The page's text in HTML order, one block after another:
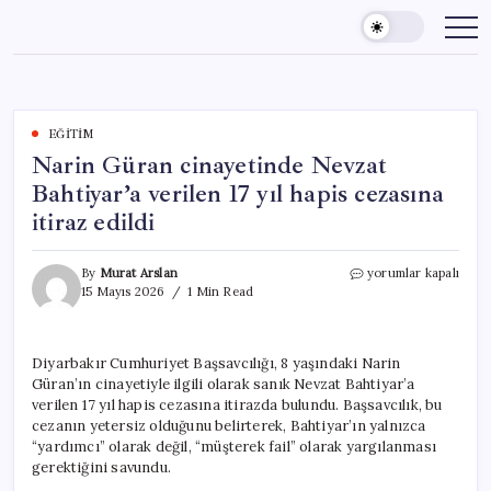
content
EĞITIM
Narin Güran cinayetinde Nevzat
Bahtiyar’a verilen 17 yıl hapis cezasına
itiraz edildi
By Murat Arslan
15 Mayıs 2026
1 Min Read
Narin
verilen
17
yıl
hapis
cezasına
itiraz
yorumlar kapalı
Diyarbakır Cumhuriyet Başsavcılığı, 8 yaşındaki Narin
Güran’ın cinayetiyle ilgili olarak sanık Nevzat Bahtiyar’a
verilen 17 yıl hapis cezasına itirazda bulundu. Başsavcılık, bu
cezanın yetersiz olduğunu belirterek, Bahtiyar’ın yalnızca
“yardımcı” olarak değil, “müşterek fail” olarak yargılanması
gerektiğini savundu.